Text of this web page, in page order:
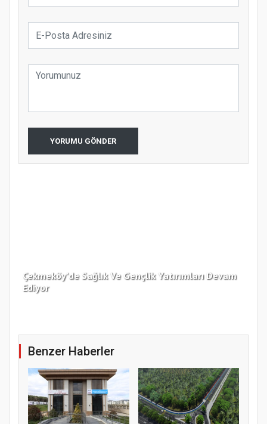
YORUMU GÖNDER
Çekmeköy’de Sağlık Ve Gençlik Yatırımları Devam
Ediyor
Benzer Haberler